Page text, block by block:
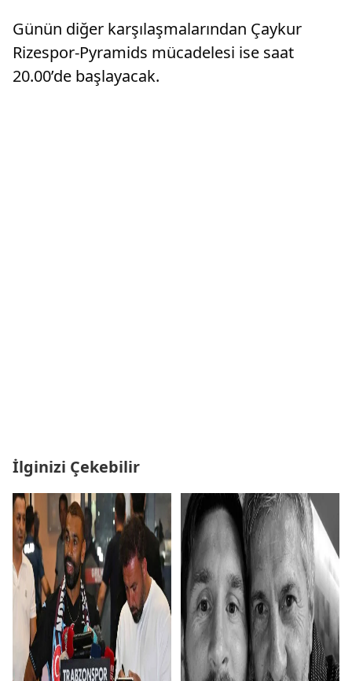
Günün diğer karşılaşmalarından Çaykur
Rizespor-Pyramids mücadelesi ise saat
20.00’de başlayacak.
İlginizi Çekebilir